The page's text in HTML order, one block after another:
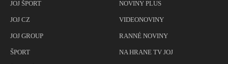
JOJ ŠPORT
JOJ CZ
JOJ GROUP
ŠPORT
NOVINY PLUS
VIDEONOVINY
RANNÉ NOVINY
NA HRANE TV JOJ